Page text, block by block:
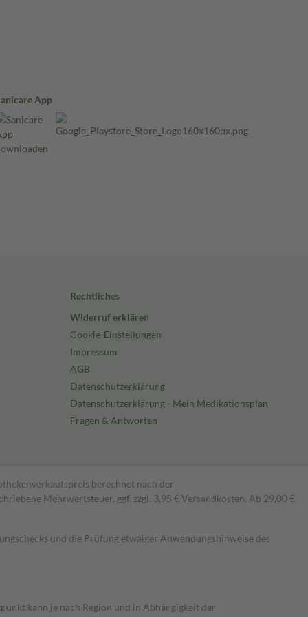
App
Rechtliches
Widerruf erklären
Cookie-Einstellungen
Impressum
AGB
Datenschutzerklärung
Datenschutzerklärung - Mein Medikationsplan
Fragen & Antworten
berechnet nach der
Mehrwertsteuer, ggf. zzgl. 3,95 € Versandkosten. Ab 29,00 €
und die Prüfung etwaiger Anwendungshinweise des
kann je nach Region und in Abhängigkeit der